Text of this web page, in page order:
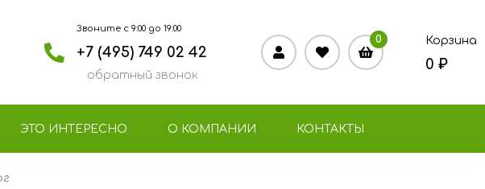
Звоните с 9:00 до 19:00
+7 (495) 749 02 42
обратный звонок
0 Корзина
0 ₽
ЭТО ИНТЕРЕСНО О КОМПАНИИ КОНТАКТЫ